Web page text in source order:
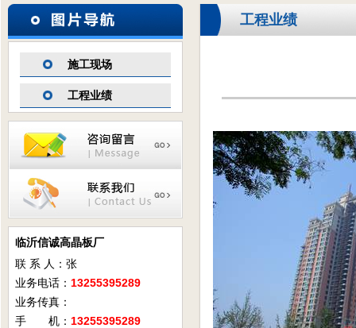
施工现场
工程业绩
临沂信诚高晶板厂
联 系 人：张
业务电话： 13255395289
业务传真：
手 机： 13255395289
工程业绩